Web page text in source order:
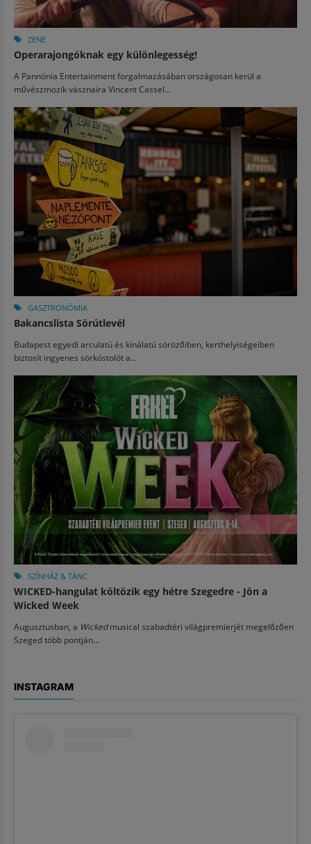
ZENE
Operarajongóknak egy különlegesség!
A Pannónia Entertainment forgalmazásában országosan kerül a
művészmozik vásznaira Vincent Cassel...
GASZTRONÓMIA
Bakancslista Sörútlevél
Budapest egyedi arculatú és kínálatú sörözőiben, kerthelyiségeiben
biztosít ingyenes sörkóstolót a...
SZÍNHÁZ & TÁNC
WICKED-hangulat költözik egy hétre Szegedre - Jön a
Wicked Week
Augusztusban, a Wickedmusical szabadtéri világpremierjét megelőzően
Szeged több pontján...
INSTAGRAM